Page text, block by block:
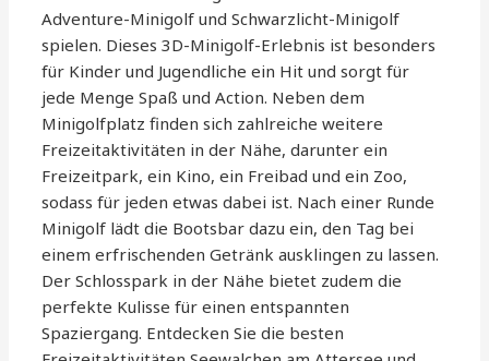
Adventure-Minigolf und Schwarzlicht-Minigolf
spielen. Dieses 3D-Minigolf-Erlebnis ist besonders
für Kinder und Jugendliche ein Hit und sorgt für
jede Menge Spaß und Action. Neben dem
Minigolfplatz finden sich zahlreiche weitere
Freizeitaktivitäten in der Nähe, darunter ein
Freizeitpark, ein Kino, ein Freibad und ein Zoo,
sodass für jeden etwas dabei ist. Nach einer Runde
Minigolf lädt die Bootsbar dazu ein, den Tag bei
einem erfrischenden Getränk ausklingen zu lassen.
Der Schlosspark in der Nähe bietet zudem die
perfekte Kulisse für einen entspannten
Spaziergang. Entdecken Sie die besten